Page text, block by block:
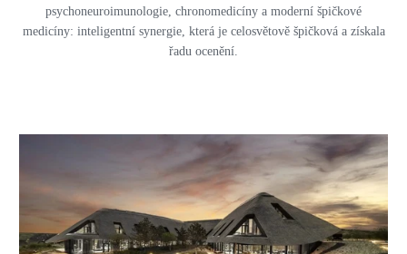
psychoneuroimunologie, chronomedicíny a moderní špičkové
medicíny: inteligentní synergie, která je celosvětově špičková a získala
řadu ocenění.